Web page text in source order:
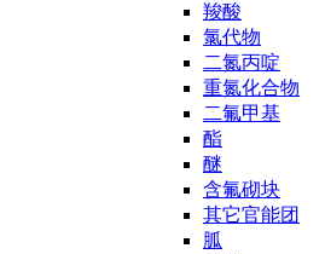
羧酸
氯代物
二氮丙啶
重氮化合物
二氟甲基
酯
醚
含氟砌块
其它官能团
胍